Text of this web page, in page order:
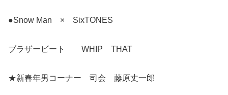
●Snow Man × SixTONES
ブラザービート WHIP THAT
★新春年男コーナー 司会 藤原丈一郎